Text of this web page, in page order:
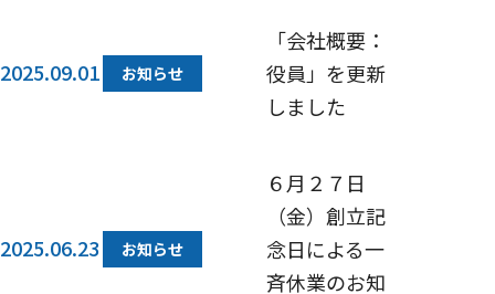
2025.09.01 お知らせ
「会社概要：
役員」を更新
しました
2025.06.23 お知らせ
６月２７日
（金）創立記
念日による一
斉休業のお知